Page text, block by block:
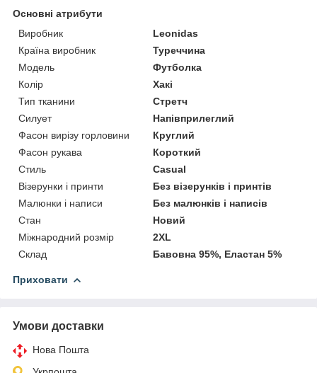
Основні атрибути
Виробник
Leonidas
Країна виробник
Туреччина
Модель
Футболка
Колір
Хакі
Тип тканини
Стретч
Силует
Напівприлеглий
Фасон вирізу горловини
Круглий
Фасон рукава
Короткий
Стиль
Casual
Візерунки і принти
Без візерунків і принтів
Малюнки і написи
Без малюнків і написів
Стан
Новий
Міжнародний розмір
2XL
Склад
Бавовна 95%, Еластан 5%
Приховати
Умови доставки
Нова Пошта